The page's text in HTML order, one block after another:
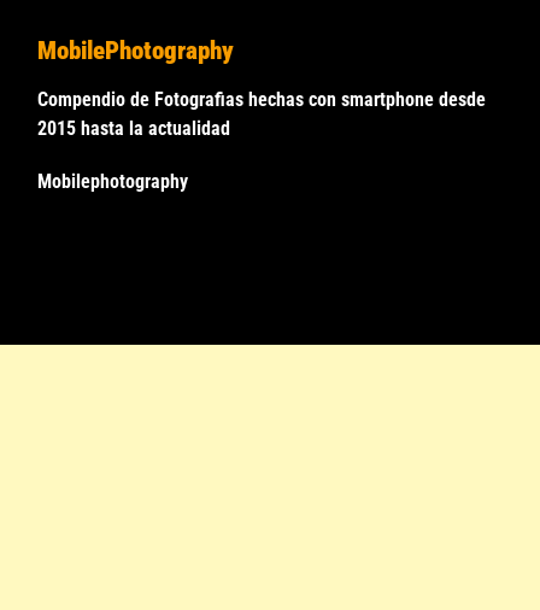
MobilePhotography
Compendio de Fotografias hechas con smartphone desde
2015 hasta la actualidad
Mobilephotography